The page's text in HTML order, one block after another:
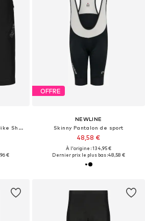
Regular Pantalon outdoor ' Bike Shorts Style Puula MNS '
€
OFFRE
NEWLINE
Skinny Pantalon de sport
48,58 €
À l'origine : 134,95 €
Dernier prix le plus bas :48,58 €